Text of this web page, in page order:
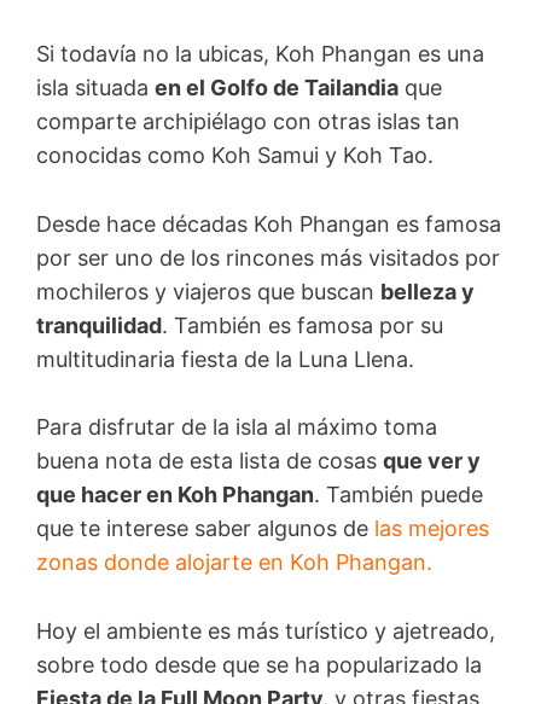
Si todavía no la ubicas, Koh Phangan es una
isla situada en el Golfo de Tailandia que
comparte archipiélago con otras islas tan
conocidas como Koh Samui y Koh Tao.
Desde hace décadas Koh Phangan es famosa
por ser uno de los rincones más visitados por
mochileros y viajeros que buscan belleza y
tranquilidad. También es famosa por su
multitudinaria fiesta de la Luna Llena.
Para disfrutar de la isla al máximo toma
buena nota de esta lista de cosas que ver y
que hacer en Koh Phangan. También puede
que te interese saber algunos de las mejores
zonas donde alojarte en Koh Phangan.
Hoy el ambiente es más turístico y ajetreado,
sobre todo desde que se ha popularizado la
Fiesta de la Full Moon Party, y otras fiestas